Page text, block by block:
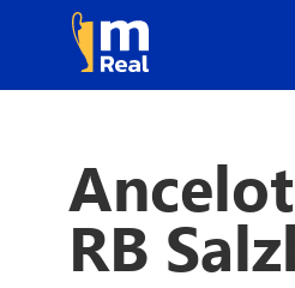
RB